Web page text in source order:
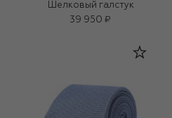
Шелковый галстук
39 950 ₽